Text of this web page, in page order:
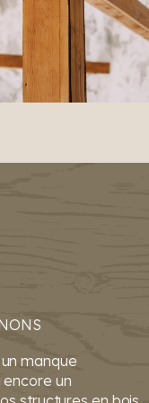
manque
encore un